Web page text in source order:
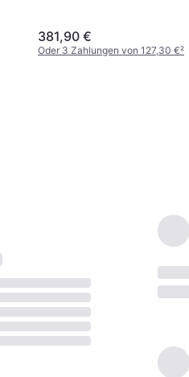
381,90 €
Oder 3 Zahlungen von 127,30 €²